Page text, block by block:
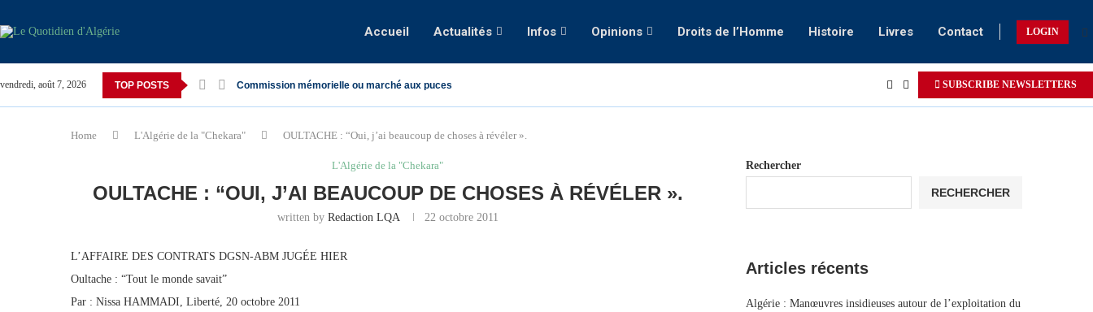
Accueil Actualités Infos Opinions Droits de l’Homme Histoire Livres Contact LOGIN
vendredi, août 7, 2026 TOP POSTS Commission mémorielle ou marché aux puces SUBSCRIBE NEWSLETTERS
Home L'Algérie de la "Chekara" OULTACHE : “Oui, j’ai beaucoup de choses à révéler ».
L'Algérie de la "Chekara"
OULTACHE : “OUI, J’AI BEAUCOUP DE CHOSES À RÉVÉLER ».
written by Redaction LQA 22 octobre 2011
L’AFFAIRE DES CONTRATS DGSN-ABM JUGÉE HIER
Oultache : “Tout le monde savait”
Par : Nissa HAMMADI, Liberté, 20 octobre 2011
Rechercher
RECHERCHER
Articles récents
Algérie : Manœuvres insidieuses autour de l’exploitation du